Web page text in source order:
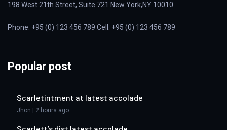
198 West 21th Street, Suite 721 New York,NY 10010
Phone: +95 (0) 123 456 789 Cell: +95 (0) 123 456 789
Popular post
Scarletintment at latest accolade
Jhon | 2 hours ago